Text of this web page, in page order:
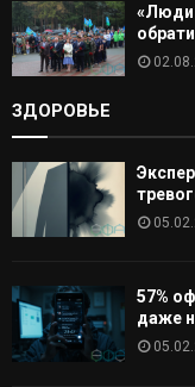
«Люди
ЗДОРОВЬЕ
57%
даже